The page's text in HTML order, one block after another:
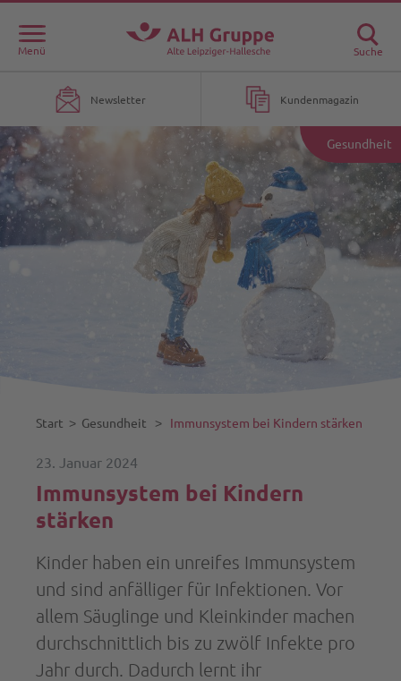
Menü Suche
Newsletter Kundenmagazin
Gesundheit
Start ˃ Gesundheit ˃ Immunsystem bei Kindern stärken
23. Januar 2024
Immunsystem bei Kindern
stärken
Kinder haben ein unreifes Immunsystem
und sind anfälliger für Infektionen. Vor
allem Säuglinge und Kleinkinder machen
durchschnittlich bis zu zwölf Infekte pro
Jahr durch. Dadurch lernt ihr